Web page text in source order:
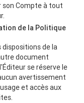
son Compte à tout
de la Politique
dispositions de la
document
se réserve le
avertissement
et accès aux